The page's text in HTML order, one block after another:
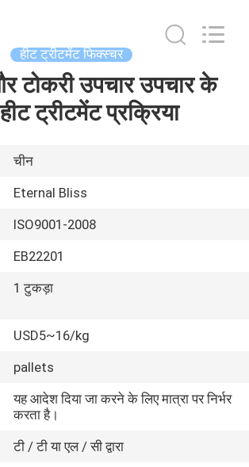
हीट ट्रीटमेंट फिक्स्चर
टोकरी उपचार उपचार के
ट्रीटमेंट प्रक्रिया
चीन
Eternal Bliss
ISO9001-2008
EB22201
1 टुकड़ा
USD5~16/kg
pallets
यह आदेश दिया जा करने के लिए मात्रा पर निर्भर
करता है।
टी / टी या एल / सी द्वारा